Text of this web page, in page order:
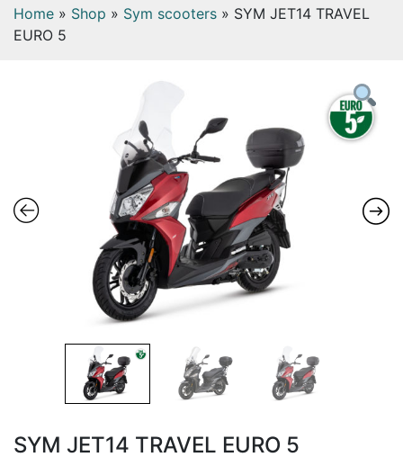
Home » Shop » Sym scooters » SYM JET14 TRAVEL
EURO 5
SYM JET14 TRAVEL EURO 5